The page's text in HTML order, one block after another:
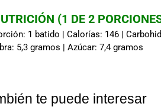
(1 DE 2
1 batido | Calorías: 146 |
5,3 gramos | Azúcar: 7,4 gramos
te puede interesar